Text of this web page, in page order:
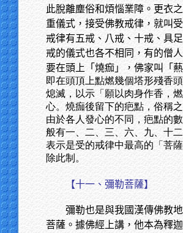
此脫離塵俗和煩惱業障。更衣
重儀式，接受佛教戒律，就叫
戒律有五戒、八戒、十戒、具
戒的儀式也各不相同，有的僧
要在頭上「燒痂」，佛家叫「
即在頭頂上點燃幾個塔形殘香
熄滅，以示「願以肉身作香，
心。燒痂後留下的疤點，俗稱之
由於各人發心的不同，疤點的
般有一、二、三、六、九、十
表示是受的戒律中最高的「菩
除此制。
【十一、彌勒菩薩】
彌勒也是與我國漢傳佛教
菩薩。據佛經上講，他本為釋